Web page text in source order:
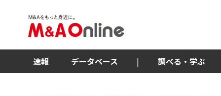
速報 データベース | 調べる・学ぶ